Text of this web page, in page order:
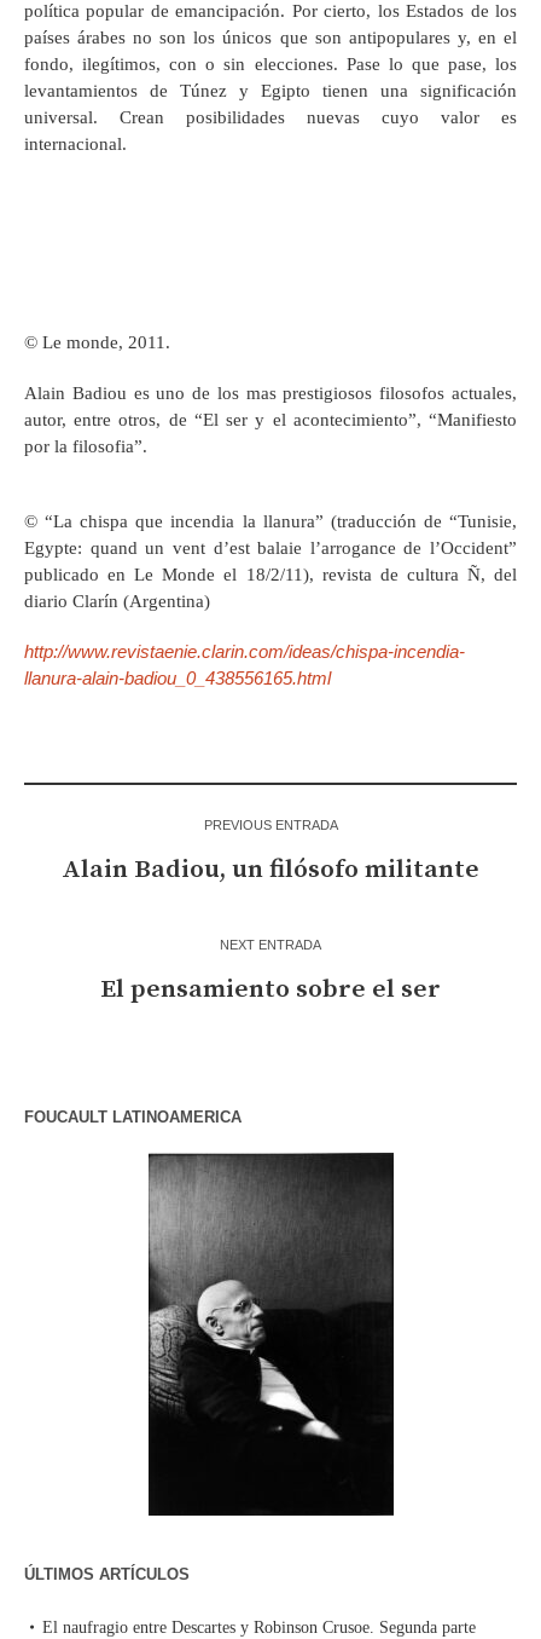
política popular de emancipación. Por cierto, los Estados de los
países árabes no son los únicos que son antipopulares y, en el
fondo, ilegítimos, con o sin elecciones. Pase lo que pase, los
levantamientos de Túnez y Egipto tienen una significación
universal. Crean posibilidades nuevas cuyo valor es
internacional.
© Le monde, 2011.
Alain Badiou es uno de los mas prestigiosos filosofos actuales,
autor, entre otros, de “El ser y el acontecimiento”, “Manifiesto
por la filosofia”.
© “La chispa que incendia la llanura” (traducción de “Tunisie,
Egypte: quand un vent d’est balaie l’arrogance de l’Occident”
publicado en Le Monde el 18/2/11), revista de cultura Ñ, del
diario Clarín (Argentina)
http://www.revistaenie.clarin.com/ideas/chispa-incendia-
llanura-alain-badiou_0_438556165.html
PREVIOUS ENTRADA
Alain Badiou, un filósofo militante
NEXT ENTRADA
El pensamiento sobre el ser
FOUCAULT LATINOAMERICA
ÚLTIMOS ARTÍCULOS
El naufragio entre Descartes y Robinson Crusoe. Segunda parte